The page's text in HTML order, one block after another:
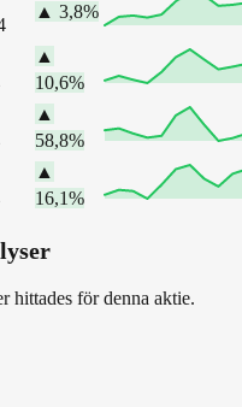
▲ 3,8%
▲
10,6%
▲
58,8%
▲
16,1%
hittades för denna aktie.